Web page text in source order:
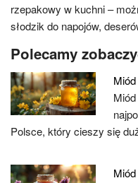
rzepakowy w kuchni –
słodzik do napojów,
Polecamy
Polsce, który cieszy się